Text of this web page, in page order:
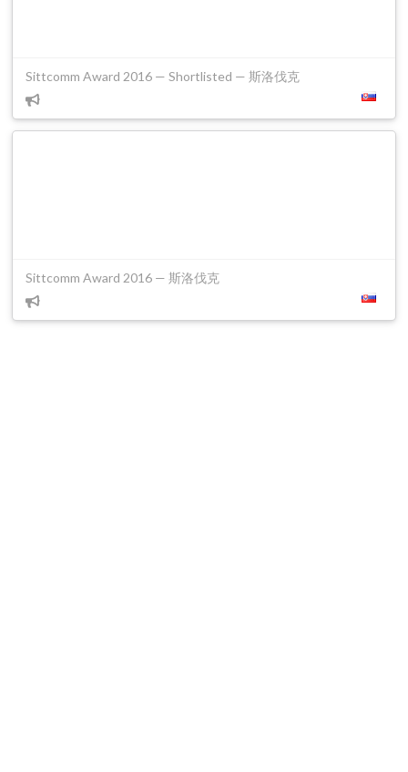
Sittcomm Award 2016 — Shortlisted — 斯洛伐克
Sittcomm Award 2016 — 斯洛伐克